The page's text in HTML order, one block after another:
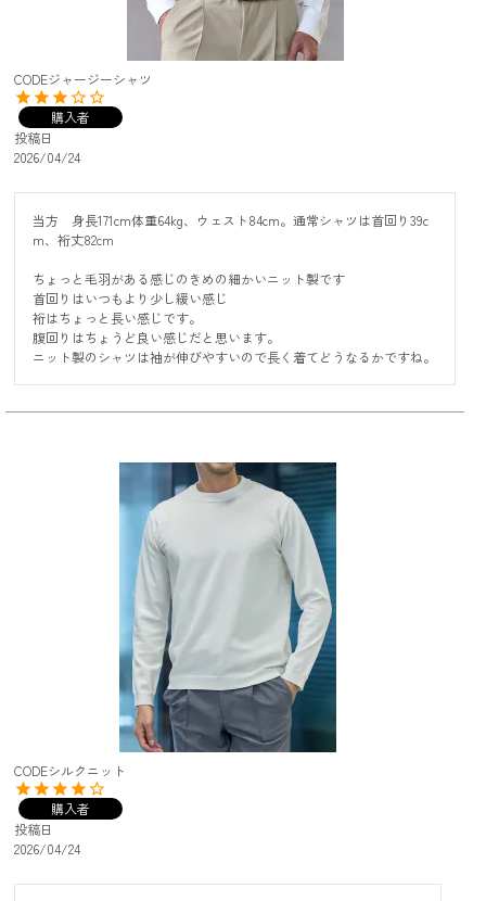
CODEジャージーシャツ
購入者
投稿日
2026/04/24
当方　身長171cm体重64kg、ウェスト84cm。通常シャツは首回り39c
m、裄丈82cm
ちょっと毛羽がある感じのきめの細かいニット製です
首回りはいつもより少し緩い感じ
裄はちょっと長い感じです。
腹回りはちょうど良い感じだと思います。
ニット製のシャツは袖が伸びやすいので長く着てどうなるかですね。
CODEシルクニット
購入者
投稿日
2026/04/24